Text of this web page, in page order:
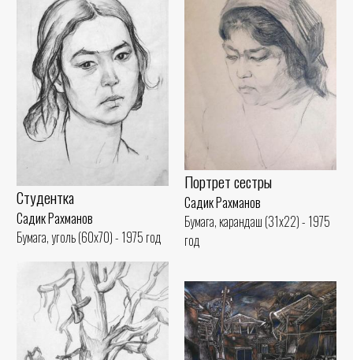
Портрет сестры
Садик Рахманов
Бумага, карандаш (31x22) - 1975
год
Студентка
Садик Рахманов
Бумага, уголь (60x70) - 1975 год